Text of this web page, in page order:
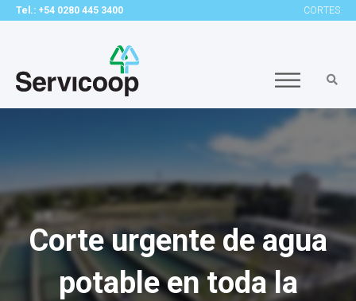
Tel.: +54 0280 445 3400 CORTES
Corte urgente de agua
potable en toda la